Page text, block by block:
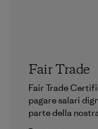
Fair Trade
Fair Trade
pagare salari
parte della